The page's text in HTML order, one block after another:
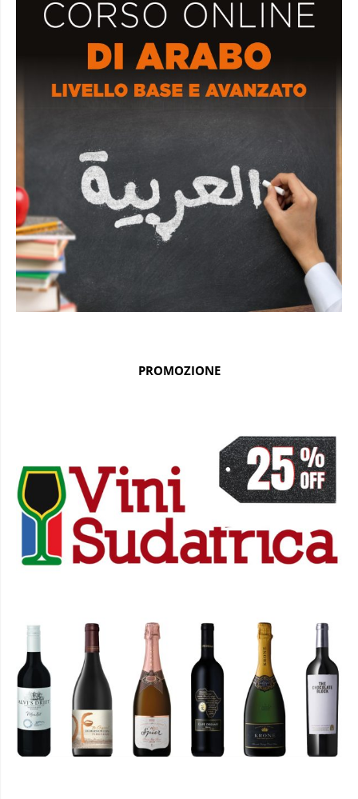
PROMOZIONE